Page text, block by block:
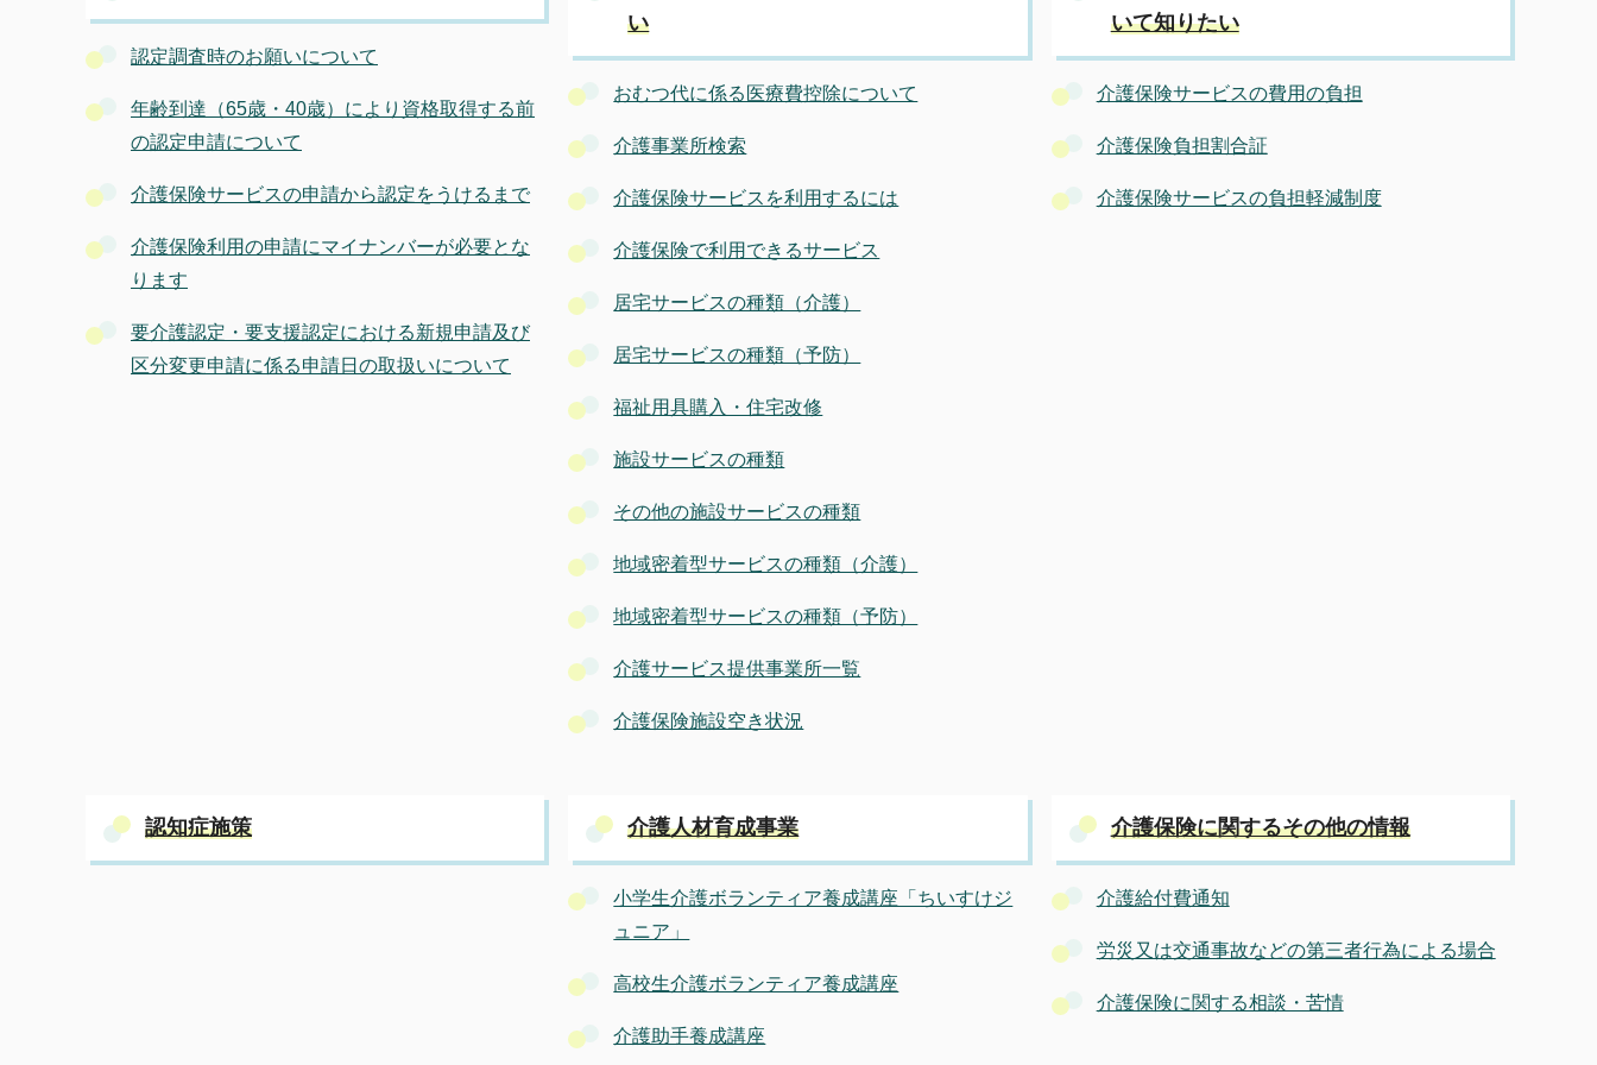
認定調査時のお願いについて
年齢到達（65歳・40歳）により資格取得する前
の認定申請について
介護保険サービスの申請から認定をうけるまで
介護保険利用の申請にマイナンバーが必要とな
ります
要介護認定・要支援認定における新規申請及び
区分変更申請に係る申請日の取扱いについて
い
おむつ代に係る医療費控除について
介護事業所検索
介護保険サービスを利用するには
介護保険で利用できるサービス
居宅サービスの種類（介護）
居宅サービスの種類（予防）
福祉用具購入・住宅改修
施設サービスの種類
その他の施設サービスの種類
地域密着型サービスの種類（介護）
地域密着型サービスの種類（予防）
介護サービス提供事業所一覧
介護保険施設空き状況
いて知りたい
介護保険サービスの費用の負担
介護保険負担割合証
介護保険サービスの負担軽減制度
認知症施策 介護人材育成事業
小学生介護ボランティア養成講座「ちいすけジ
ュニア」
高校生介護ボランティア養成講座
介護助手養成講座
介護保険に関するその他の情報
介護給付費通知
労災又は交通事故などの第三者行為による場合
介護保険に関する相談・苦情